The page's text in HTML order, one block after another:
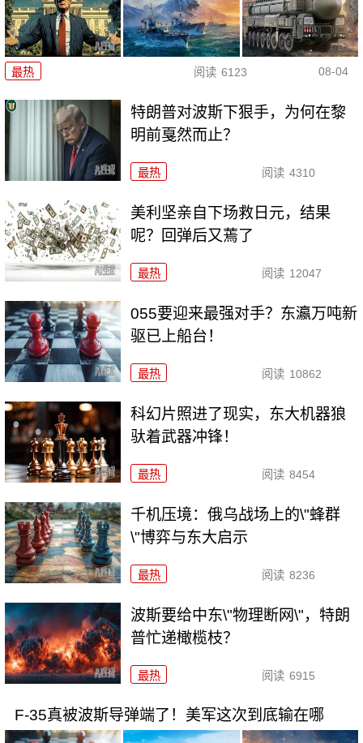
最热 阅读 6123 08-04
特朗普对波斯下狠手，为何在黎
明前戛然而止？
最热 阅读 4310
美利坚亲自下场救日元，结果
呢？回弹后又蔫了
最热 阅读 12047
055要迎来最强对手？东瀛万吨新
驱已上船台！
最热 阅读 10862
科幻片照进了现实，东大机器狼
驮着武器冲锋！
最热 阅读 8454
千机压境：俄乌战场上的\"蜂群
\"博弈与东大启示
最热 阅读 8236
波斯要给中东\"物理断网\"，特朗
普忙递橄榄枝？
最热 阅读 6915
F-35真被波斯导弹端了！美军这次到底输在哪